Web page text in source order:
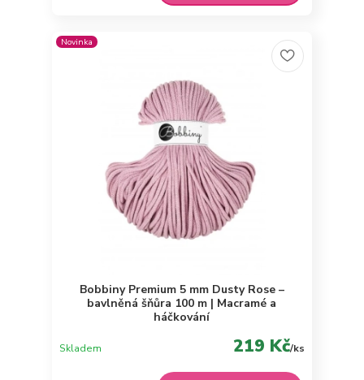
Novinka
Bobbiny Premium 5 mm Dusty Rose –
bavlněná šňůra 100 m | Macramé a
háčkování
219 Kč/ks
Skladem